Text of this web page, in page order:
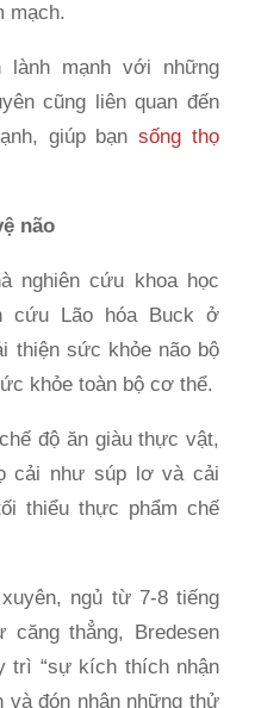
mạch.
mạnh với những
cũng liên quan đến
giúp bạn sống thọ
não
nghiên cứu khoa học
cứu Lão hóa Buck ở
thiện sức khỏe não bộ
khỏe toàn bộ cơ thể.
độ ăn giàu thực vật,
cải như súp lơ và cải
thiểu thực phẩm chế
ngủ từ 7-8 tiếng
thẳng, Bredesen
trì “sự kích thích nhận
đón nhận những thử